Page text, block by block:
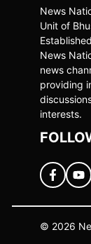
News
Unit of
News
news
providing
interests.
© 2026